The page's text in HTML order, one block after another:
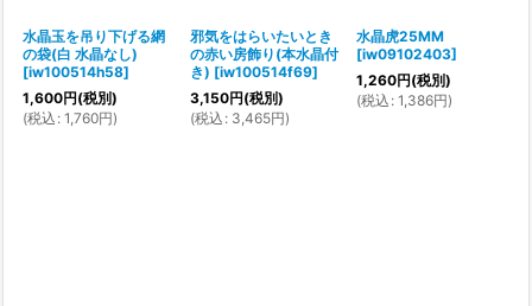
水晶玉を吊り下げる網
の袋(白 水晶なし)
[iw100514h58]
1,600円(税別)
(税込 : 1,760円)
邪気をはらいたいとき
の赤い房飾り(本水晶付
き) [iw100514f69]
3,150円(税別)
(税込 : 3,465円)
水晶虎25MM
[iw09102403]
1,260円(税別)
(税込 : 1,386円)